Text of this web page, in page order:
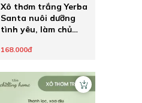
Xô thơm trắng Yerba
Santa nuôi dưỡng
tình yêu, làm chủ
168.000đ